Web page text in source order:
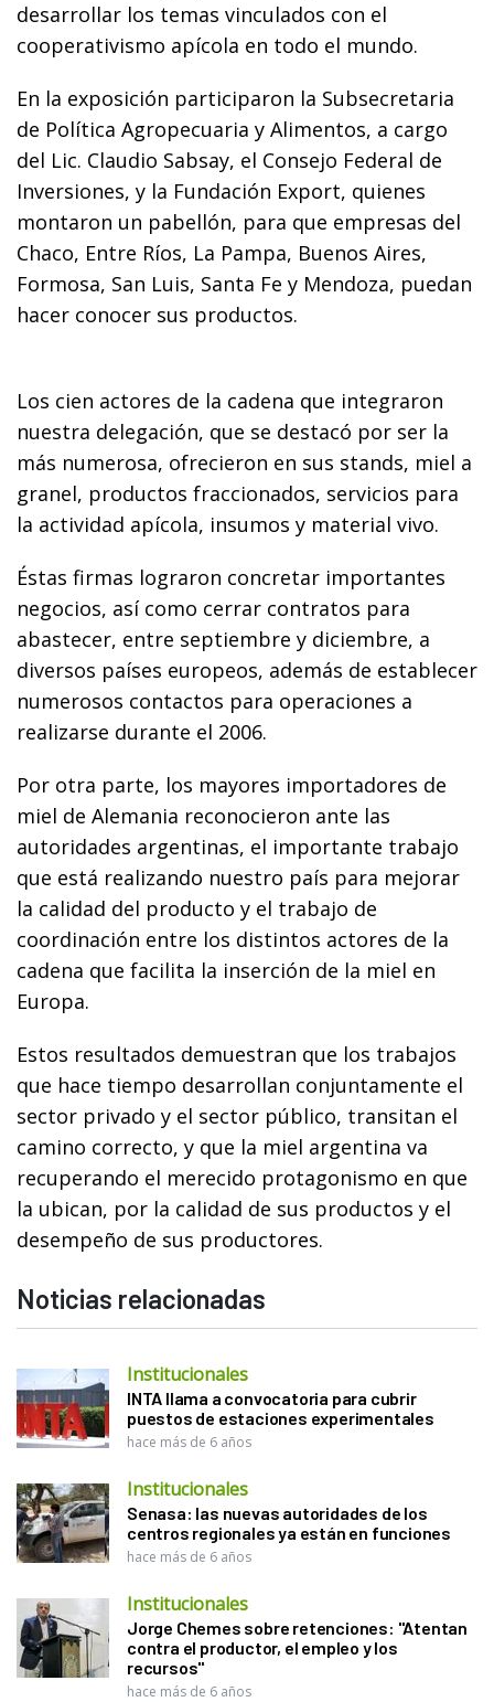
desarrollar los temas vinculados con el
cooperativismo apícola en todo el mundo.
En la exposición participaron la Subsecretaria
de Política Agropecuaria y Alimentos, a cargo
del Lic. Claudio Sabsay, el Consejo Federal de
Inversiones, y la Fundación Export, quienes
montaron un pabellón, para que empresas del
Chaco, Entre Ríos, La Pampa, Buenos Aires,
Formosa, San Luis, Santa Fe y Mendoza, puedan
hacer conocer sus productos.
Los cien actores de la cadena que integraron
nuestra delegación, que se destacó por ser la
más numerosa, ofrecieron en sus stands, miel a
granel, productos fraccionados, servicios para
la actividad apícola, insumos y material vivo.
Éstas firmas lograron concretar importantes
negocios, así como cerrar contratos para
abastecer, entre septiembre y diciembre, a
diversos países europeos, además de establecer
numerosos contactos para operaciones a
realizarse durante el 2006.
Por otra parte, los mayores importadores de
miel de Alemania reconocieron ante las
autoridades argentinas, el importante trabajo
que está realizando nuestro país para mejorar
la calidad del producto y el trabajo de
coordinación entre los distintos actores de la
cadena que facilita la inserción de la miel en
Europa.
Estos resultados demuestran que los trabajos
que hace tiempo desarrollan conjuntamente el
sector privado y el sector público, transitan el
camino correcto, y que la miel argentina va
recuperando el merecido protagonismo en que
la ubican, por la calidad de sus productos y el
desempeño de sus productores.
Noticias relacionadas
Institucionales
INTA llama a convocatoria para cubrir
puestos de estaciones experimentales
hace más de 6 años
Institucionales
Senasa: las nuevas autoridades de los
centros regionales ya están en funciones
hace más de 6 años
Institucionales
Jorge Chemes sobre retenciones: "Atentan
contra el productor, el empleo y los
recursos"
hace más de 6 años